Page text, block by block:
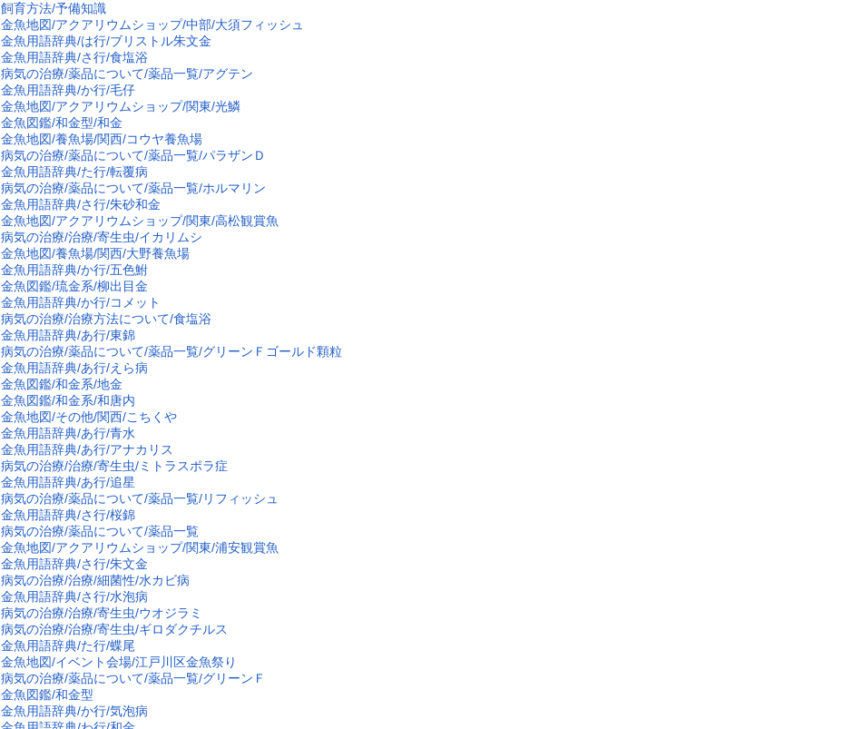
飼育方法/予備知識
金魚地図/アクアリウムショップ/中部/大須フィッシュ
金魚用語辞典/は行/ブリストル朱文金
金魚用語辞典/さ行/食塩浴
病気の治療/薬品について/薬品一覧/アグテン
金魚用語辞典/か行/毛仔
金魚地図/アクアリウムショップ/関東/光鱗
金魚図鑑/和金型/和金
金魚地図/養魚場/関西/コウヤ養魚場
病気の治療/薬品について/薬品一覧/パラザンＤ
金魚用語辞典/た行/転覆病
病気の治療/薬品について/薬品一覧/ホルマリン
金魚用語辞典/さ行/朱砂和金
金魚地図/アクアリウムショップ/関東/高松観賞魚
病気の治療/治療/寄生虫/イカリムシ
金魚地図/養魚場/関西/大野養魚場
金魚用語辞典/か行/五色鮒
金魚図鑑/琉金系/柳出目金
金魚用語辞典/か行/コメット
病気の治療/治療方法について/食塩浴
金魚用語辞典/あ行/東錦
病気の治療/薬品について/薬品一覧/グリーンＦゴールド顆粒
金魚用語辞典/あ行/えら病
金魚図鑑/和金系/地金
金魚図鑑/和金系/和唐内
金魚地図/その他/関西/こちくや
金魚用語辞典/あ行/青水
金魚用語辞典/あ行/アナカリス
病気の治療/治療/寄生虫/ミトラスポラ症
金魚用語辞典/あ行/追星
病気の治療/薬品について/薬品一覧/リフィッシュ
金魚用語辞典/さ行/桜錦
病気の治療/薬品について/薬品一覧
金魚地図/アクアリウムショップ/関東/浦安観賞魚
金魚用語辞典/さ行/朱文金
病気の治療/治療/細菌性/水カビ病
金魚用語辞典/さ行/水泡病
病気の治療/治療/寄生虫/ウオジラミ
病気の治療/治療/寄生虫/ギロダクチルス
金魚用語辞典/た行/蝶尾
金魚地図/イベント会場/江戸川区金魚祭り
病気の治療/薬品について/薬品一覧/グリーンＦ
金魚図鑑/和金型
金魚用語辞典/か行/気泡病